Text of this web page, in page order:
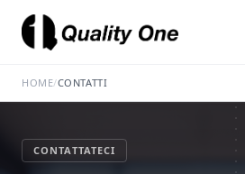
HOME/CONTATTI
CONTATTATECI